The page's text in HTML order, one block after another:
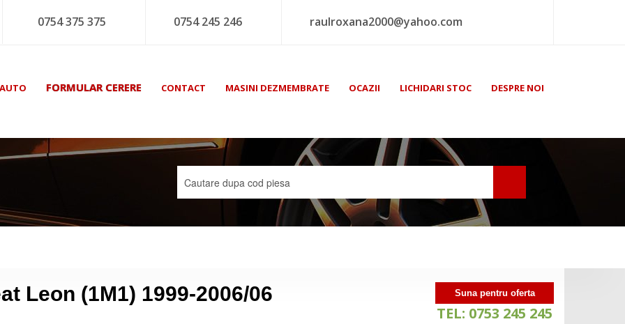
0754 375 375 0754 245 246 raulroxana2000@yahoo.com
FORMULAR CERERE CONTACT MASINI DEZMEMBRATE OCAZII LICHIDARI STOC DESPRE NOI
Leon (1M1) 1999-2006/06 Suna pentru oferta
TEL: 0753 245 245